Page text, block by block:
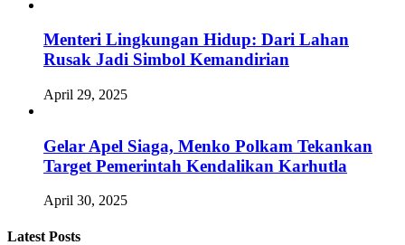
Menteri Lingkungan Hidup: Dari Lahan
Rusak Jadi Simbol Kemandirian
April 29, 2025
Gelar Apel Siaga, Menko Polkam Tekankan
Target Pemerintah Kendalikan Karhutla
April 30, 2025
Latest Posts